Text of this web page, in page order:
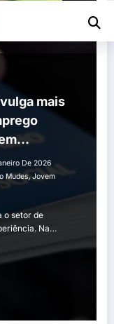
mais
De 2026
Mudes,Jovem
o setor de
Na…